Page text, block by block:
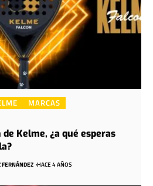
MARCAS
Kelme, ¿a qué esperas
HACE 4 AÑOS